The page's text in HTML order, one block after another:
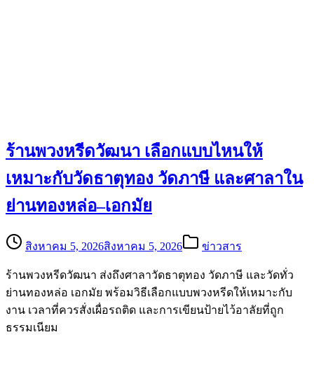
ร้านพวงหรีดวัฒนา เลือกแบบไหนให้
เหมาะกับวัดธาตุทอง วัดภาษี และศาลาใน
ย่านทองหล่อ–เอกมัย
สิงหาคม 5, 2026สิงหาคม 5, 2026 ข่าวสาร
ร้านพวงหรีดวัฒนา ส่งถึงศาลาวัดธาตุทอง วัดภาษี และวัดทั่ว
ย่านทองหล่อ เอกมัย พร้อมวิธีเลือกแบบพวงหรีดให้เหมาะกับ
งาน เวลาที่ควรสั่งเผื่อรถติด และการเขียนป้ายไว้อาลัยที่ถูก
ธรรมเนียม